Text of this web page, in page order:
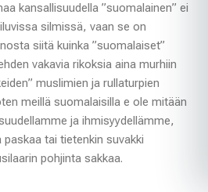
kansallisuudella ”suomalainen” ei
silmissä, vaan se on
siitä kuinka ”suomalaiset”
vakavia rikoksia aina murhiin
muslimien ja rullaturpien
meillä suomalaisilla e ole mitään
ja ihmisyydellämme,
tai tietenkin suvakki
pohjinta sakkaa.